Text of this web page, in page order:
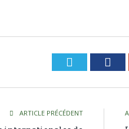
Twitter
ARTICLE PRÉCÉDENT